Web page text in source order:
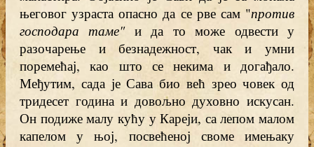
његовог узраста опасно да се рве сам "против
господара таме"и да то може одвести у
разочарење и безнадежност, чак и умни
поремећај, као што се некима и догађало.
Међутим, сада је Сава био већ зрео човек од
тридесет година и довољно духовно искусан.
Он подиже малу кућу у Кареји, са лепом малом
капелом у њој, посвећеној своме имењаку